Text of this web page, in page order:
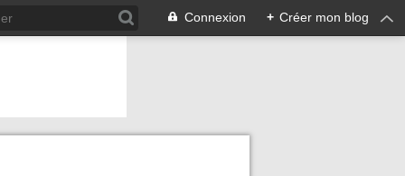
Connexion + Créer mon blog